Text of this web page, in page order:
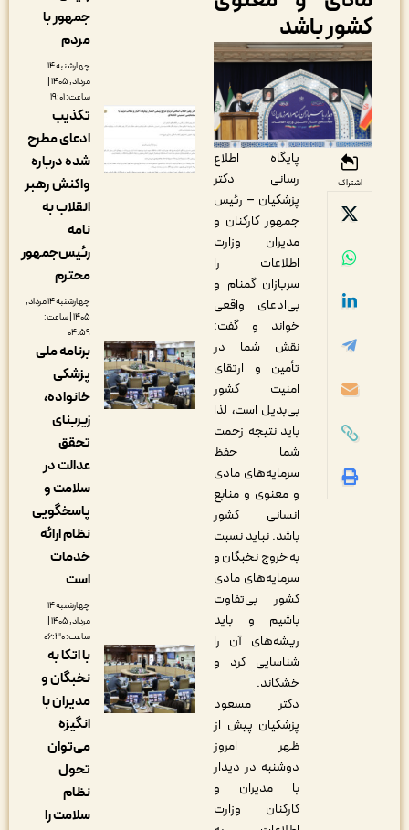
باشد
پایگاه اطلاع
رسانی دکتر
پزشکیان – رئیس
جمهور کارکنان و
مدیران وزارت
اطلاعات را
سربازان گمنام و
بی‌ادعای واقعی
خواند و گفت:
نقش شما در
تأمین و ارتقای
امنیت کشور
بی‌بدیل است، لذا
باید نتیجه زحمت
شما حفظ
سرمایه‌های مادی
و معنوی و منابع
انسانی کشور
باشد. نباید نسبت
به خروج نخبگان و
سرمایه‌های مادی
کشور بی‌‌تفاوت
باشیم و باید
ریشه‌های آن را
شناسایی کرد و
خشکاند.
دکتر مسعود
پزشکیان پیش از
ظهر امروز
دوشنبه در دیدار
با مدیران و
کارکنان وزارت
جمهور با
چهارشنبه ۱۴
مرداد, ۱۴۰۵ |
تکذیب
ادعای مطرح
شده درباره
واکنش رهبر
انقلاب به
رئیس‌جمهور
چهارشنبه ۱۴ مرداد,
۱۴۰۵ | ساعت:
برنامه ملی
پزشکی
خانواده،
عدالت در
سلامت و
پاسخگویی
نظام ارائه
چهارشنبه ۱۴
مرداد, ۱۴۰۵ |
با اتکا به
نخبگان و
مدیران با
می‌توان
سلامت را